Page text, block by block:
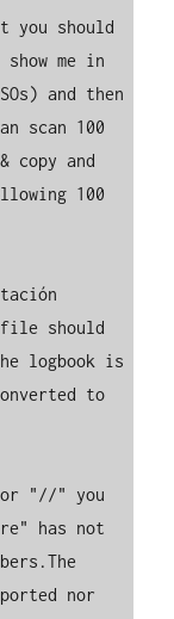
you should
me in
and then
scan 100
copy and
100
should
logbook is
to
"//" you
has not
nor